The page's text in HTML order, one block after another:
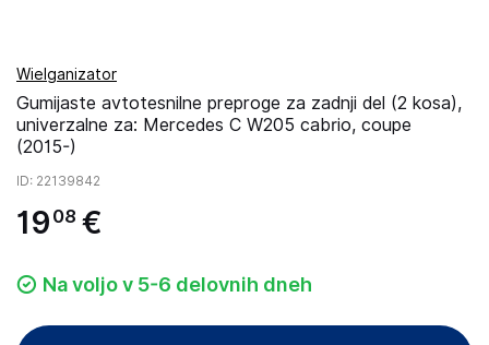
Wielganizator
Gumijaste avtotesnilne preproge za zadnji del (2 kosa),
univerzalne za: Mercedes C W205 cabrio, coupe
(2015-)
ID: 22139842
19 08 €
Na voljo v 5-6 delovnih dneh